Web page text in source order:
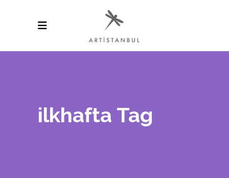
ilkhafta Tag